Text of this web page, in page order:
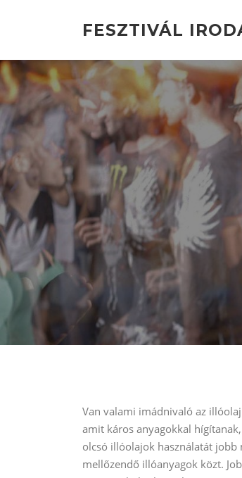
FESZTIVÁL
Van valami imádnivaló az
amit káros anyagokkal
olcsó illóolajok használatát jobb
mellőzendő illóanyagok közt.